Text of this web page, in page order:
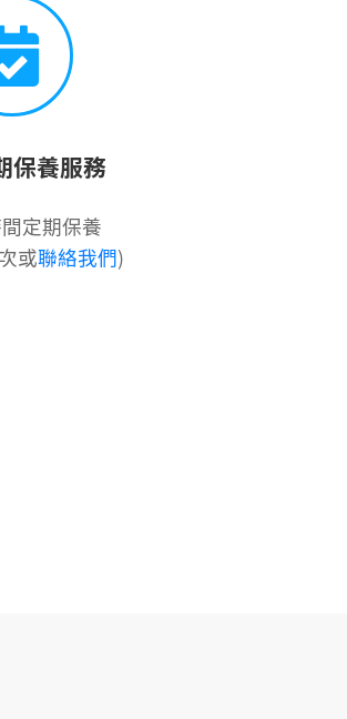
保養服務
定期保養
或聯絡我們)